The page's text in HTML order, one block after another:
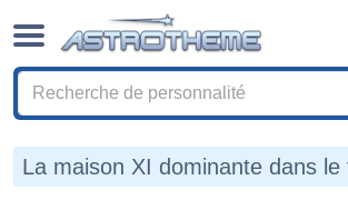
La maison XI dominante dans le